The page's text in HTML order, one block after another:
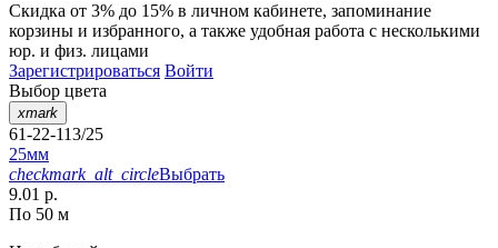
Скидка от 3% до 15% в личном кабинете, запоминание
корзины и избранного, а также удобная работа с несколькими
юр. и физ. лицами
Зарегистрироваться Войти
Выбор цвета
xmark
61-22-113/25
25мм
checkmark_alt_circleВыбрать
9.01 р.
По 50 м